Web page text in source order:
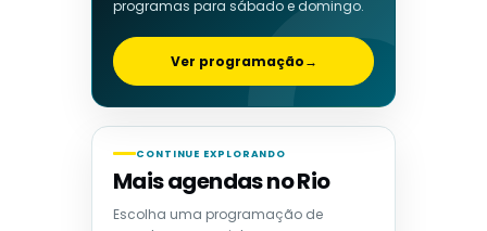
programas para sábado e domingo.
Ver programação→
CONTINUE EXPLORANDO
Mais agendas no Rio
Escolha uma programação de